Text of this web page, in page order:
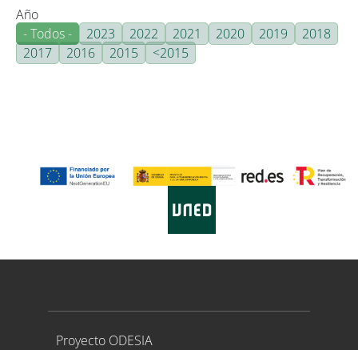
Año
- Todos -
2023 2022 2021 2020 2019
2018
2017
2016 2015 <2015
Proyecto ODESIA
Proyecto ODESIA